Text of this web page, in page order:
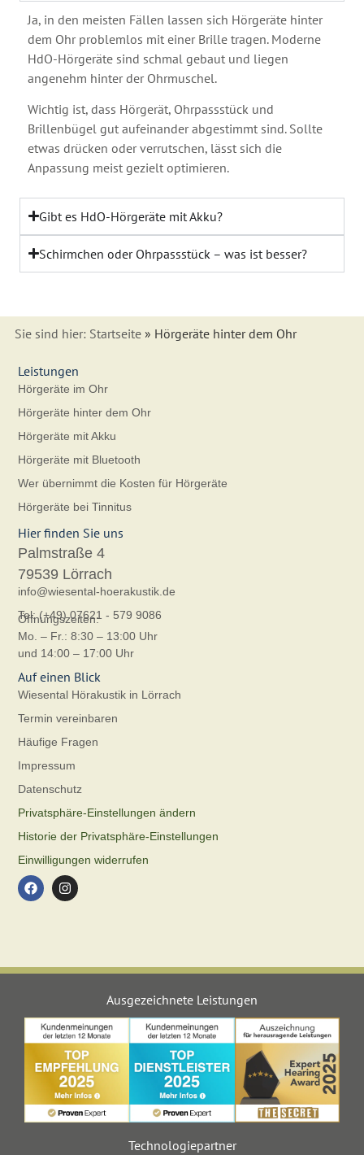
Ja, in den meisten Fällen lassen sich Hörgeräte hinter
dem Ohr problemlos mit einer Brille tragen. Moderne
HdO-Hörgeräte sind schmal gebaut und liegen
angenehm hinter der Ohrmuschel.
Wichtig ist, dass Hörgerät, Ohrpassstück und
Brillenbügel gut aufeinander abgestimmt sind. Sollte
etwas drücken oder verrutschen, lässt sich die
Anpassung meist gezielt optimieren.
Gibt es HdO-Hörgeräte mit Akku?
Schirmchen oder Ohrpassstück – was ist besser?
Sie sind hier: Startseite» Hörgeräte hinter dem Ohr
Leistungen
Hörgeräte im Ohr
Hörgeräte hinter dem Ohr
Hörgeräte mit Akku
Hörgeräte mit Bluetooth
Wer übernimmt die Kosten für Hörgeräte
Hörgeräte bei Tinnitus
Hier finden Sie uns
Palmstraße 4
79539 Lörrach
info@wiesental-hoerakustik.de
Tel: (+49) 07621 - 579 9086
Öffnungszeiten:
Mo. – Fr.: 8:30 – 13:00 Uhr
und 14:00 – 17:00 Uhr
Auf einen Blick
Wiesental Hörakustik in Lörrach
Termin vereinbaren
Häufige Fragen
Impressum
Datenschutz
Privatsphäre-Einstellungen ändern
Historie der Privatsphäre-Einstellungen
Einwilligungen widerrufen
Ausgezeichnete Leistungen
Technologiepartner